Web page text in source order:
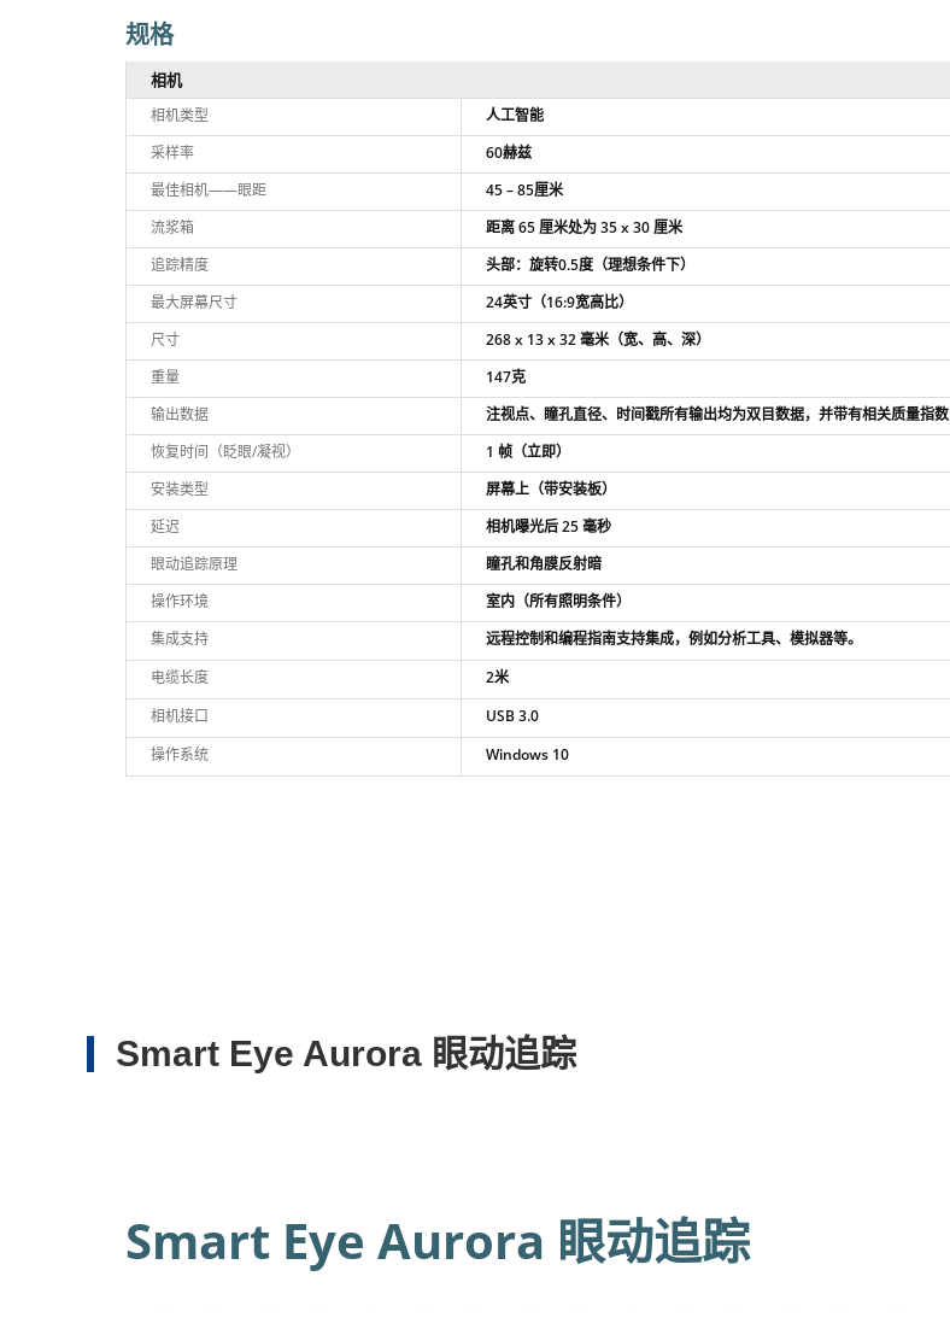
规格
相机
相机类型
人工智能
采样率
60赫兹
最佳相机——眼距
45 – 85厘米
流浆箱
距离 65 厘米处为 35 x 30 厘米
追踪精度
头部：旋转0.5度（理想条件下）
最大屏幕尺寸
24英寸（16:9宽高比）
尺寸
268 x 13 x 32 毫米（宽、高、深）
重量
147克
输出数据
注视点、瞳孔直径、时间戳所有输出均为双目数据，并带有相关质量指数
恢复时间（眨眼/凝视）
1 帧（立即）
安装类型
屏幕上（带安装板）
延迟
相机曝光后 25 毫秒
眼动追踪原理
瞳孔和角膜反射暗
操作环境
室内（所有照明条件）
集成支持
远程控制和编程指南支持集成，例如分析工具、模拟器等。
电缆长度
2米
相机接口
USB 3.0
操作系统
Windows 10
Smart Eye Aurora 眼动追踪
Smart Eye Aurora 眼动追踪